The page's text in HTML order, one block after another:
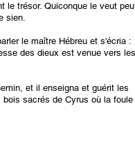
le trésor. Quiconque le veut peut
sien.
le maître Hébreu et s'écria :
des dieux est venue vers les
et il enseigna et guérit les
bois sacrés de Cyrus où la foule